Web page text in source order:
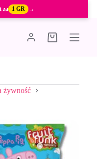
za 1 GR →
Koszyk
żywność